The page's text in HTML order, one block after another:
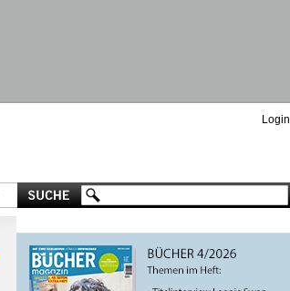
Login